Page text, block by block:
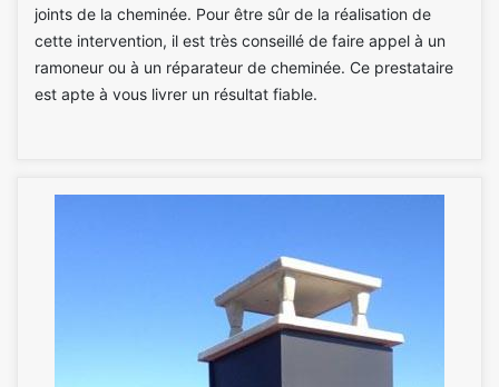
joints de la cheminée. Pour être sûr de la réalisation de
cette intervention, il est très conseillé de faire appel à un
ramoneur ou à un réparateur de cheminée. Ce prestataire
est apte à vous livrer un résultat fiable.